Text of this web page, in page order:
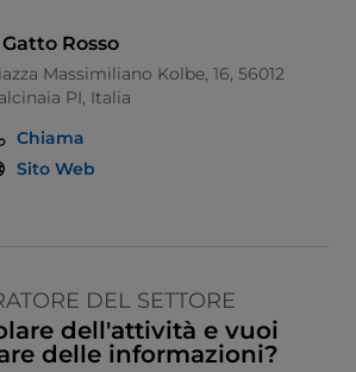
Rosso
Massimiliano Kolbe, 16, 56012
PI, Italia
Chiama
Sito Web
DEL SETTORE
dell'attività e vuoi
delle informazioni?